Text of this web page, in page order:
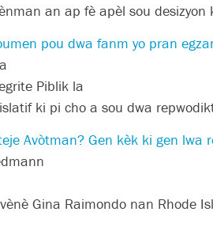
an ap fè apèl sou desizyon
pou dwa fanm yo pran
Piblik la
ki pi cho a sou dwa
Avòtman? Gen kèk ki gen lwa
Gina Raimondo nan Rhode